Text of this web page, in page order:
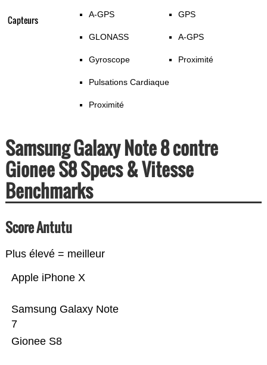
Capteurs A-GPS
GLONASS
Gyroscope
Pulsations Cardiaque
Proximité
GPS
A-GPS
Proximité
Samsung Galaxy Note 8 contre
Gionee S8 Specs & Vitesse
Benchmarks
Score Antutu
Plus élevé = meilleur
Gionee S8
Samsung Galaxy Note
7
Apple iPhone X